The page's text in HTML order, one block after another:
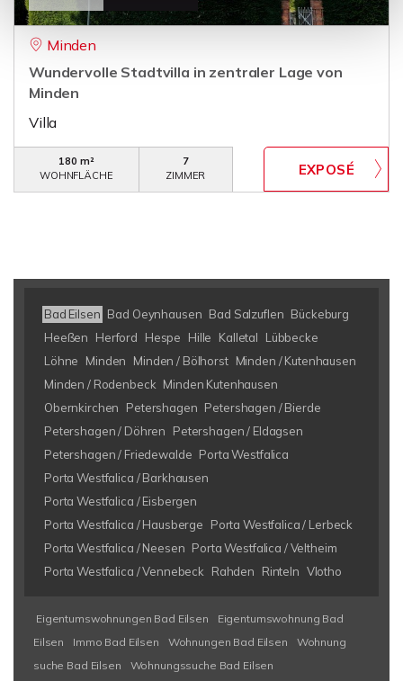
Minden
Wundervolle Stadtvilla in zentraler Lage von
Minden
Villa
180 m²
WOHNFLÄCHE
7
ZIMMER
Bad Eilsen Bad Oeynhausen Bad Salzuflen Bückeburg
Heeßen
Herford Hespe Hille Kalletal
Lübbecke
Löhne
Minden Minden / Bölhorst Minden / Kutenhausen
Minden / Rodenbeck Minden Kutenhausen
Obernkirchen
Petershagen Petershagen / Bierde
Petershagen / Döhren
Petershagen / Eldagsen
Petershagen / Friedewalde Porta Westfalica
Porta Westfalica / Barkhausen
Porta Westfalica / Eisbergen
Porta Westfalica / Hausberge
Porta Westfalica / Lerbeck
Porta Westfalica / Neesen Porta Westfalica / Veltheim
Porta Westfalica / Vennebeck
Rahden Rinteln Vlotho
Eigentumswohnungen Bad Eilsen
Eigentumswohnung Bad
Eilsen
Immo Bad Eilsen Wohnungen Bad Eilsen
Wohnung
suche Bad Eilsen
Wohnungssuche Bad Eilsen